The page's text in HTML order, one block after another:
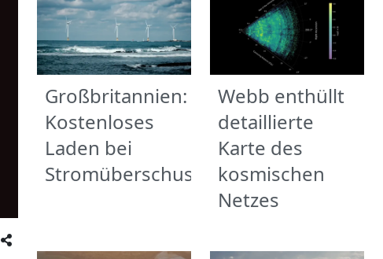
Großbritannien:
Kostenloses
Laden bei
Stromüberschuss
Webb enthüllt
detaillierte
Karte des
kosmischen
Netzes